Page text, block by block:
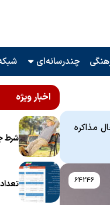
چندرسانه‌ای
مذاکره
64246
اخبار ویژه
شرط